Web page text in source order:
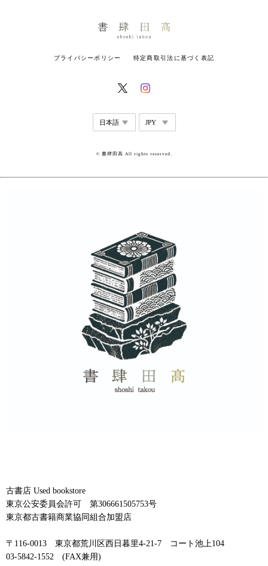
プライバシーポリシー 特定商取引法に基づく表記
© 書肆田高 All rights reserved.
古書店 Used bookstore
東京公安委員会許可 第306661505753号
東京都古書籍商業協同組合加盟店
〒116-0013 東京都荒川区西日暮里4-21-7 コート池上104
03-5842-1552 (FAX兼用)